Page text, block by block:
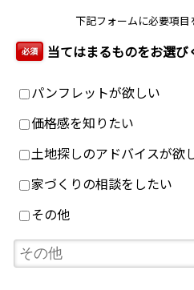
下記フォームに必要項目
必須 当てはまるものをお選び
パンフレットが欲しい
価格感を知りたい
土地探しのアドバイスが欲
家づくりの相談をしたい
その他